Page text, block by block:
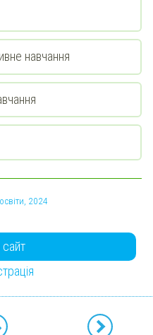
навчання
2024
сайт